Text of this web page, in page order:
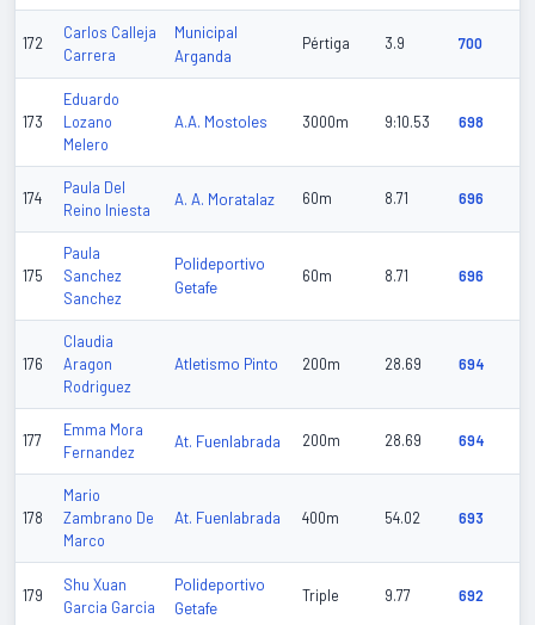
172
Carlos Calleja
Carrera
Municipal
Arganda
Pértiga 3.9 700
173
Eduardo
Lozano
Melero
A.A. Mostoles 3000m 9:10.53 698
174
Paula Del
Reino Iniesta
A. A. Moratalaz 60m 8.71 696
175
Paula
Sanchez
Sanchez
Polideportivo
Getafe
60m 8.71 696
176
Claudia
Aragon
Rodriguez
Atletismo Pinto 200m 28.69 694
177
Emma Mora
Fernandez
At. Fuenlabrada 200m 28.69 694
178
Mario
Zambrano De
Marco
At. Fuenlabrada 400m 54.02 693
179
Shu Xuan
Garcia Garcia
Polideportivo
Getafe
Triple 9.77 692